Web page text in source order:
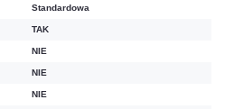
Standardowa
TAK
NIE
NIE
NIE